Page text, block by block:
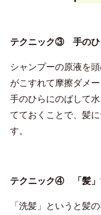
テクニック③ 手のひ
シャンプーの原液を
がこすれて摩擦ダメ
手のひらにのばして
てておくことで、髪
す。
テクニック④ 「髪」
「洗髪」というと髪